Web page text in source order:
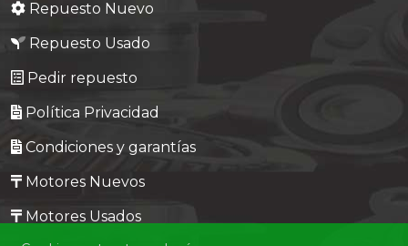
Repuesto Nuevo
Repuesto Usado
Pedir repuesto
Política Privacidad
Condiciones y garantías
Motores Nuevos
Motores Usados